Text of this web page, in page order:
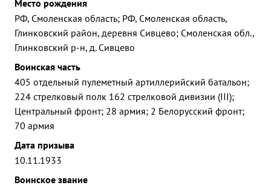
Место рождения
РФ, Смоленская область; РФ, Смоленская область,
Глинковский район, деревня Сивцево; Смоленская обл.,
Глинковский р-н, д. Сивцево
Воинская часть
405 отдельный пулеметный артиллерийский батальон;
224 стрелковый полк 162 стрелковой дивизии (III);
Центральный фронт; 28 армия; 2 Белорусский фронт;
70 армия
Дата призыва
10.11.1933
Воинское звание